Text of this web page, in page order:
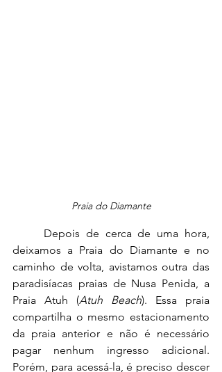
Praia do Diamante
deixamos a Praia do Diamante e no
caminho de volta, avistamos outra das
paradisíacas praias de Nusa Penida, a
Praia Atuh (Atuh Beach). Essa praia
compartilha o mesmo estacionamento
da praia anterior e não é necessário
pagar nenhum ingresso adicional.
Porém, para acessá-la, é preciso descer